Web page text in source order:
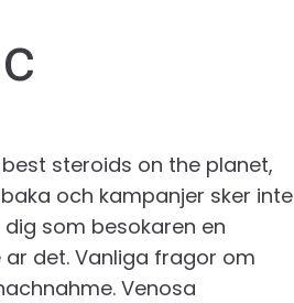
steroids on the planet,
och kampanjer sker inte
som besokaren en
det. Vanliga fragor om
Venosa